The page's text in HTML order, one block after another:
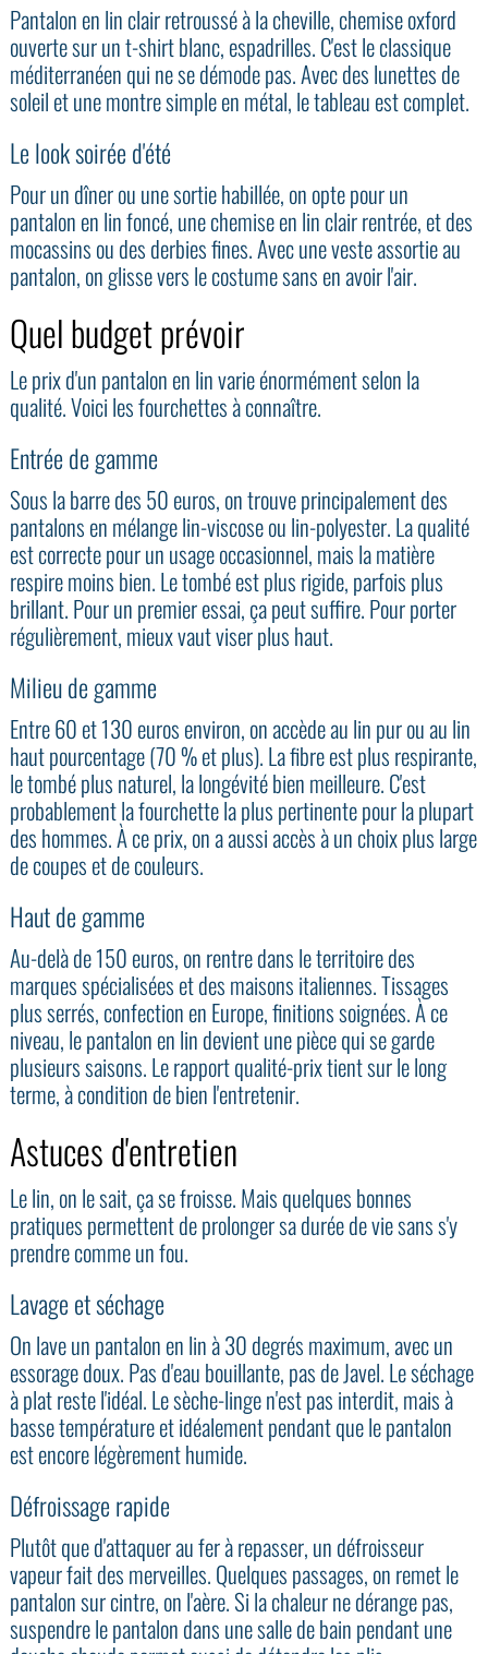
Pantalon en lin clair retroussé à la cheville, chemise oxford
ouverte sur un t-shirt blanc, espadrilles. C'est le classique
méditerranéen qui ne se démode pas. Avec des lunettes de
soleil et une montre simple en métal, le tableau est complet.
Le look soirée d'été
Pour un dîner ou une sortie habillée, on opte pour un
pantalon en lin foncé, une chemise en lin clair rentrée, et des
mocassins ou des derbies fines. Avec une veste assortie au
pantalon, on glisse vers le costume sans en avoir l'air.
Quel budget prévoir
Le prix d'un pantalon en lin varie énormément selon la
qualité. Voici les fourchettes à connaître.
Entrée de gamme
Sous la barre des 50 euros, on trouve principalement des
pantalons en mélange lin-viscose ou lin-polyester. La qualité
est correcte pour un usage occasionnel, mais la matière
respire moins bien. Le tombé est plus rigide, parfois plus
brillant. Pour un premier essai, ça peut suffire. Pour porter
régulièrement, mieux vaut viser plus haut.
Milieu de gamme
Entre 60 et 130 euros environ, on accède au lin pur ou au lin
haut pourcentage (70 % et plus). La fibre est plus respirante,
le tombé plus naturel, la longévité bien meilleure. C'est
probablement la fourchette la plus pertinente pour la plupart
des hommes. À ce prix, on a aussi accès à un choix plus large
de coupes et de couleurs.
Haut de gamme
Au-delà de 150 euros, on rentre dans le territoire des
marques spécialisées et des maisons italiennes. Tissages
plus serrés, confection en Europe, finitions soignées. À ce
niveau, le pantalon en lin devient une pièce qui se garde
plusieurs saisons. Le rapport qualité-prix tient sur le long
terme, à condition de bien l'entretenir.
Astuces d'entretien
Le lin, on le sait, ça se froisse. Mais quelques bonnes
pratiques permettent de prolonger sa durée de vie sans s'y
prendre comme un fou.
Lavage et séchage
On lave un pantalon en lin à 30 degrés maximum, avec un
essorage doux. Pas d'eau bouillante, pas de Javel. Le séchage
à plat reste l'idéal. Le sèche-linge n'est pas interdit, mais à
basse température et idéalement pendant que le pantalon
est encore légèrement humide.
Défroissage rapide
Plutôt que d'attaquer au fer à repasser, un défroisseur
vapeur fait des merveilles. Quelques passages, on remet le
pantalon sur cintre, on l'aère. Si la chaleur ne dérange pas,
suspendre le pantalon dans une salle de bain pendant une